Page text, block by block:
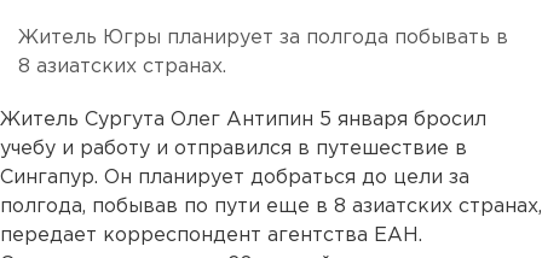
Житель Югры планирует за полгода побывать в
8 азиатских странах.
Житель Сургута Олег Антипин 5 января бросил
учебу и работу и отправился в путешествие в
Сингапур. Он планирует добраться до цели за
полгода, побывав по пути еще в 8 азиатских странах,
передает корреспондент агентства ЕАН.